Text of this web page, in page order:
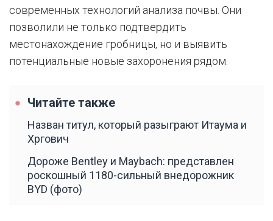
современных технологий анализа почвы. Они
позволили не только подтвердить
местонахождение гробницы, но и выявить
потенциальные новые захоронения рядом.
Читайте также
Назван титул, который разыграют Итаума и
Хргович
Дороже Bentley и Maybach: представлен
роскошный 1180-сильный внедорожник
BYD (фото)